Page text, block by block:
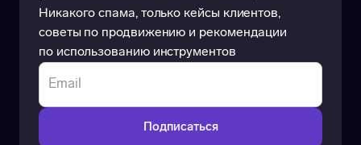
Никакого спама, только кейсы клиентов,
советы по продвижению и рекомендации
по использованию инструментов